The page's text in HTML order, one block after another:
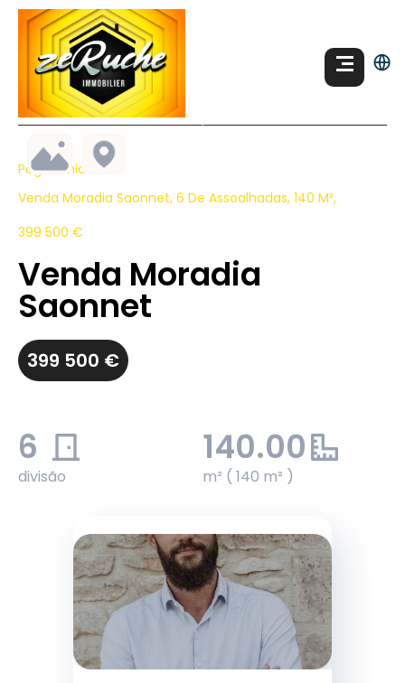
Página Inicial
Venda Moradia Saonnet, 6 De Assoalhadas, 140 M²,
399 500 €
Venda Moradia
Saonnet
399 500 €
6
divisão
140.00
m² ( 140 m² )